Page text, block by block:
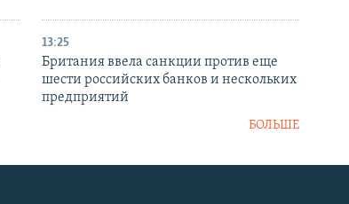
13:25
Британия ввела санкции против еще
шести российских банков и нескольких
предприятий
БОЛЬШЕ